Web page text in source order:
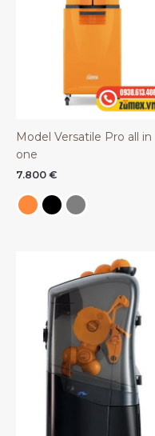
Model Versatile Pro all in
one
7.800 €